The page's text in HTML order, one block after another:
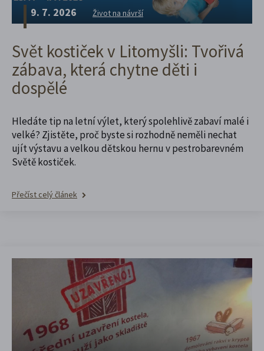
9. 7. 2026 Život na návrší
Svět kostiček v Litomyšli: Tvořivá
zábava, která chytne děti i
dospělé
Hledáte tip na letní výlet, který spolehlivě zabaví malé i
velké? Zjistěte, proč byste si rozhodně neměli nechat
ujít výstavu a velkou dětskou hernu v pestrobarevném
Světě kostiček.
Přečíst celý článek